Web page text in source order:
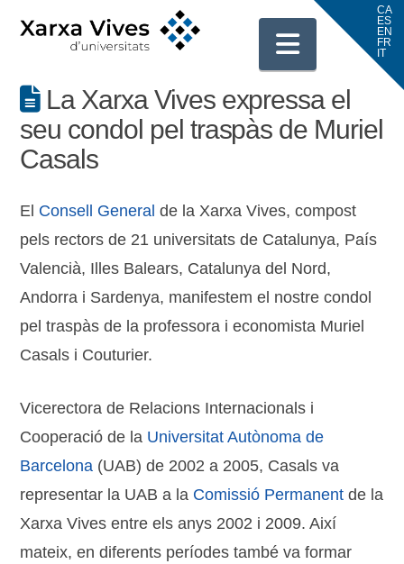
La Xarxa Vives expressa el
seu condol pel traspàs de Muriel
Casals
El Consell General de la Xarxa Vives, compost
pels rectors de 21 universitats de Catalunya, País
Valencià, Illes Balears, Catalunya del Nord,
Andorra i Sardenya, manifestem el nostre condol
pel traspàs de la professora i economista Muriel
Casals i Couturier.
Vicerectora de Relacions Internacionals i
Cooperació de la Universitat Autònoma de
Barcelona (UAB) de 2002 a 2005, Casals va
representar la UAB a la Comissió Permanent de la
Xarxa Vives entre els anys 2002 i 2009. Així
mateix, en diferents períodes també va formar